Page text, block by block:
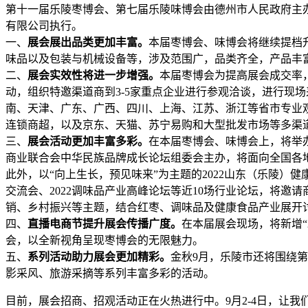
第十一届乐陵枣博会、第七届乐陵味博会由德州市人民政府
有限公司执行。
一、 展会展出品类更加丰富。 本届枣博会、味博会将继续提档
味品以及包装与机械设备等，涉及范围广，品类齐全，产品丰
二、 展会实效性将进一步增强。 本届枣博会为提高展会成交率
动，组织特邀渠道商到3-5家重点企业进行参观洽谈，进行现
南、天津、广东、广西、四川、上海、江苏、浙江等省市专
连锁商超，以及京东、天猫、苏宁易购和大型批发市场等多
三、 展会活动更加丰富多彩。 在本届枣博会、味博会上，将举
商业联合会中华民族品牌成长论坛组委会主办，将面向全国
此外，以“向上生长，预见味来”为主题的2022山东（乐陵）
交流会、2022调味品产业高峰论坛等近10场行业论坛，将邀
销、乡村振兴等主题，结合红枣、调味品及健康食品产业展开
四、 直播电商节提升展会传播广度。 在本届展会现场，将新增
会，以全新视角呈现枣博会的无限魅力。
五、 系列活动助力展会更加精彩。 金秋9月，乐陵市还将围绕
影采风、旅游采摘等系列丰富多彩的活动。
目前，展会招商、招观活动正在火热进行中。9月2-4日，让